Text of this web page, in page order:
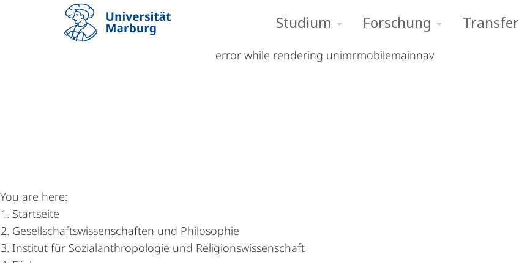
Studium Forschung Transfer
error while rendering unimr.mobilemainnav
und
You are here:
Startseite
Gesellschaftswissenschaften und Philosophie
Institut für Sozialanthropologie und Religionswissenschaft